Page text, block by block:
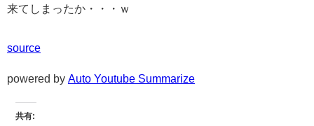
来てしまったか・・・ｗ
source
powered by Auto Youtube Summarize
共有: